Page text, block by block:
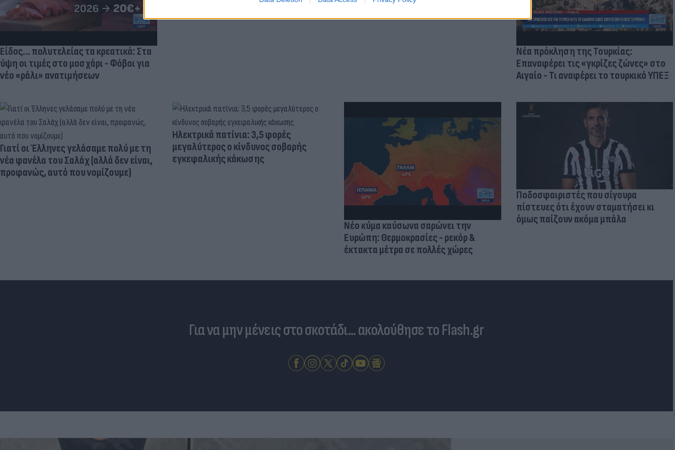
Είδος... πολυτελείας τα κρεατικά: Στα
ύψη οι τιμές στο μοσχάρι - Φόβοι για
νέο «ράλι» ανατιμήσεων
Νέα πρόκληση της Τουρκίας:
Επαναφέρει τις «γκρίζες ζώνες» στο
Αιγαίο - Τι αναφέρει το τουρκικό ΥΠΕΞ
Γιατί οι Έλληνες γελάσαμε πολύ με τη
νέα φανέλα του Σαλάχ (αλλά δεν είναι,
προφανώς, αυτό που νομίζουμε)
Ηλεκτρικά πατίνια: 3,5 φορές
μεγαλύτερος ο κίνδυνος σοβαρής
εγκεφαλικής κάκωσης
Νέο κύμα καύσωνα σαρώνει την
Ευρώπη: Θερμοκρασίες - ρεκόρ &
έκτακτα μέτρα σε πολλές χώρες
Ποδοσφαιριστές που σίγουρα
πίστευες ότι έχουν σταματήσει κι
όμως παίζουν ακόμα μπάλα
Για να μην μένεις στο σκοτάδι... ακολούθησε το Flash.gr